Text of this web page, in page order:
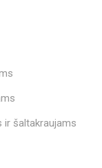
ir šaltakraujams